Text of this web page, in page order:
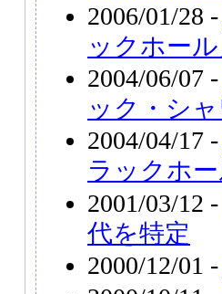
2006/01/28 -
ックホー
2004/06/07 -
ック・シ
2004/04/17 -
ラックホ
2001/03/12 -
代を特定
2000/12/01 -